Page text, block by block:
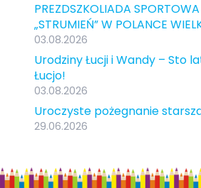
PREZDSZKOLIADA SPORTOWA
„STRUMIEŃ” W POLANCE
03.08.2026
Urodziny Łucji i Wandy – Sto
Łucjo!
03.08.2026
Uroczyste pożegnanie
29.06.2026